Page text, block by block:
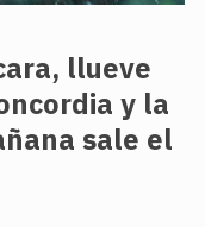
llueve
y la
sale el